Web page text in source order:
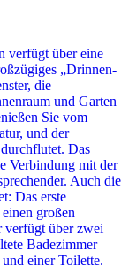
verfügt über eine
„Drinnen-
die
und Garten
Sie vom
und der
Das
Verbindung mit der
Auch die
Das erste
großen
verfügt über zwei
Badezimmer
einer Toilette.